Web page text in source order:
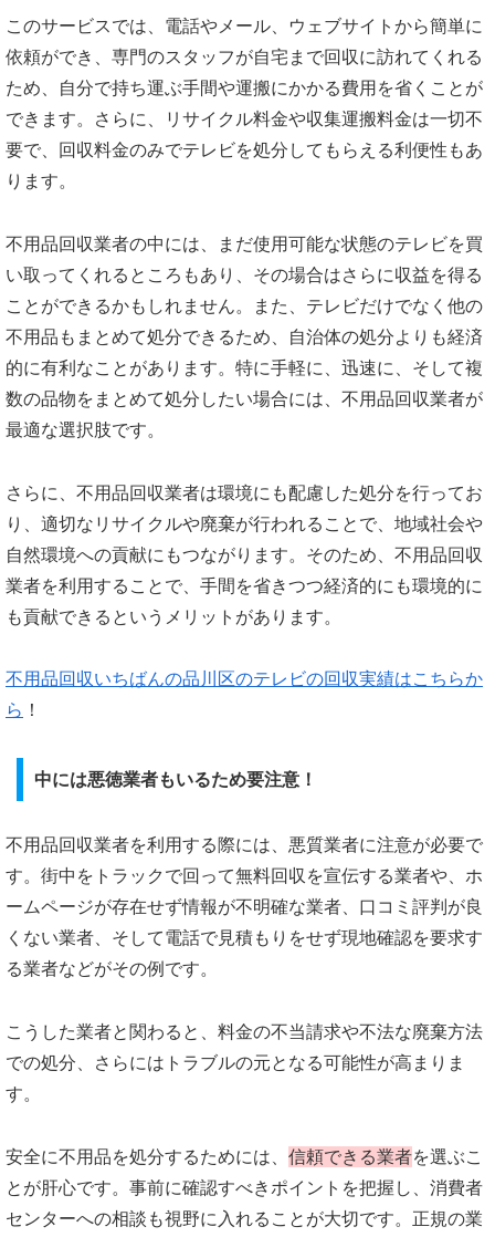
このサービスでは、電話やメール、ウェブサイトから簡単に
依頼ができ、専門のスタッフが自宅まで回収に訪れてくれる
ため、自分で持ち運ぶ手間や運搬にかかる費用を省くことが
できます。さらに、リサイクル料金や収集運搬料金は一切不
要で、回収料金のみでテレビを処分してもらえる利便性もあ
ります。
不用品回収業者の中には、まだ使用可能な状態のテレビを買
い取ってくれるところもあり、その場合はさらに収益を得る
ことができるかもしれません。また、テレビだけでなく他の
不用品もまとめて処分できるため、自治体の処分よりも経済
的に有利なことがあります。特に手軽に、迅速に、そして複
数の品物をまとめて処分したい場合には、不用品回収業者が
最適な選択肢です。
さらに、不用品回収業者は環境にも配慮した処分を行ってお
り、適切なリサイクルや廃棄が行われることで、地域社会や
自然環境への貢献にもつながります。そのため、不用品回収
業者を利用することで、手間を省きつつ経済的にも環境的に
も貢献できるというメリットがあります。
不用品回収いちばんの品川区のテレビの回収実績はこちらか
ら ！
中には悪徳業者もいるため要注意！
不用品回収業者を利用する際には、悪質業者に注意が必要で
す。街中をトラックで回って無料回収を宣伝する業者や、ホ
ームページが存在せず情報が不明確な業者、口コミ評判が良
くない業者、そして電話で見積もりをせず現地確認を要求す
る業者などがその例です。
こうした業者と関わると、料金の不当請求や不法な廃棄方法
での処分、さらにはトラブルの元となる可能性が高まりま
す。
安全に不用品を処分するためには、 信頼できる業者を選ぶこ
とが肝心です。事前に確認すべきポイントを把握し、消費者
センターへの相談も視野に入れることが大切です。正規の業